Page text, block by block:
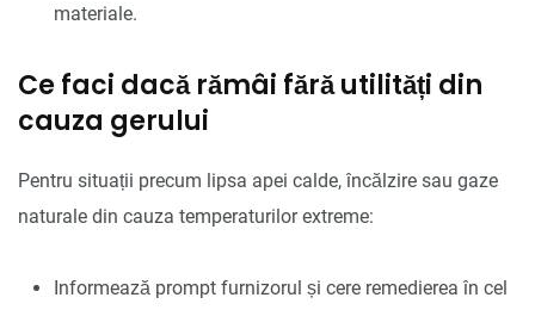
materiale.
Ce faci dacă rămâi fără utilități din
cauza gerului
Pentru situații precum lipsa apei calde, încălzire sau gaze
naturale din cauza temperaturilor extreme:
Informează prompt furnizorul și cere remedierea în cel